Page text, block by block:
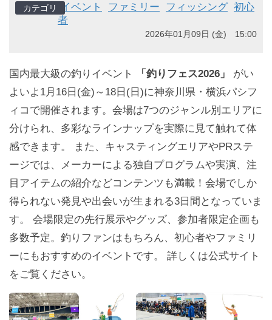
イベント ファミリー フィッシング 初心
者
2026年01月09日 (金) 15:00
国内最大級の釣りイベント 「釣りフェス2026」
がい
よいよ1月16日(金)～18日(日)に神奈川県・横浜パシフ
ィコで開催されます。会場は7つのジャンル別エリアに
分けられ、多彩なラインナップを実際に見て触れて体
感できます。 また、キャスティングエリアやPRステ
ージでは、メーカーによる独自プログラムや実演、注
目アイテムの紹介などコンテンツも満載！会場でしか
得られない発見や出会いが生まれる3日間となっていま
す。 会場限定の先行展示やグッズ、参加者限定企画も
多数予定。釣りファンはもちろん、初心者やファミリ
ーにもおすすめのイベントです。 詳しくは公式サイト
をご覧ください。